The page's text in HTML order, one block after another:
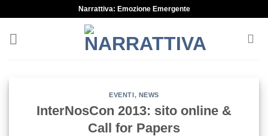
content
Narrattiva: Emozione Emergente
EVENTI, NEWS
InterNosCon 2013: sito online &
Call for Papers